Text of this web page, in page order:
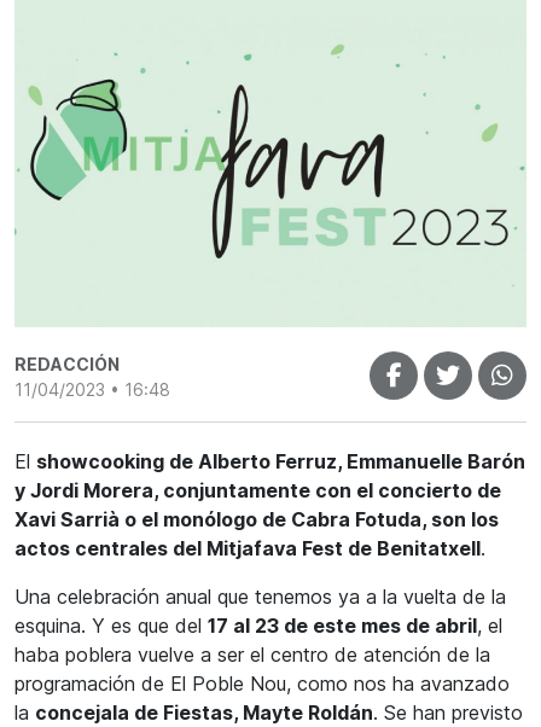
REDACCIÓN
11/04/2023 • 16:48
El showcooking de Alberto Ferruz, Emmanuelle Barón
y Jordi Morera, conjuntamente con el concierto de
Xavi Sarrià o el monólogo de Cabra Fotuda, son los
actos centrales del Mitjafava Fest de Benitatxell.
Una celebración anual que tenemos ya a la vuelta de la
esquina. Y es que del 17 al 23 de este mes de abril, el
haba poblera vuelve a ser el centro de atención de la
programación de El Poble Nou, como nos ha avanzado
la concejala de Fiestas, Mayte Roldán. Se han previsto